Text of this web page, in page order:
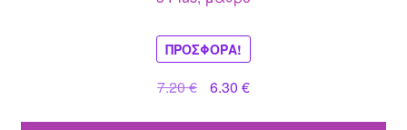
ΠΡΟΣΦΟΡΆ!
7.20€
Original
6.30 €Η